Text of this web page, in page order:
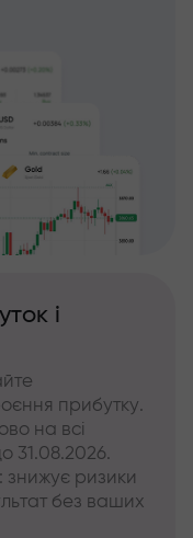
і
прибутку.
на всі
31.08.2026.
ризики
без ваших